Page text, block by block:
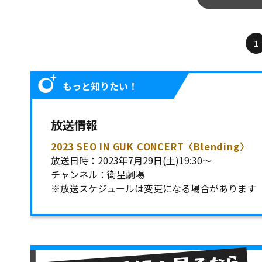
1
もっと知りたい！
放送情報
2023 SEO IN GUK CONCERT〈Blending〉
放送日時：2023年7月29日(土)19:30～
チャンネル：衛星劇場
※放送スケジュールは変更になる場合があります